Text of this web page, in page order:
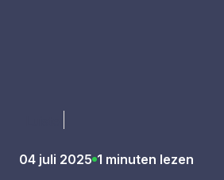
04 juli 2025 1 minuten lezen